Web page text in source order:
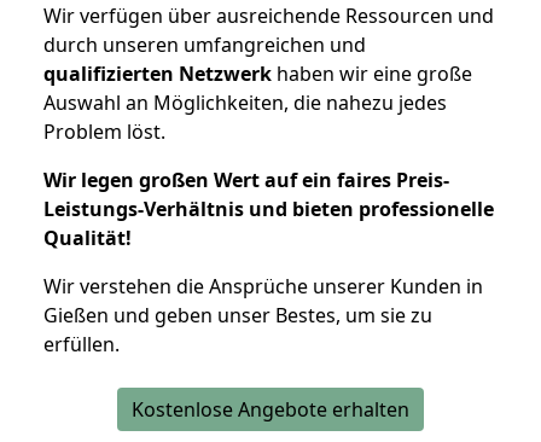
Wir verfügen über ausreichende Ressourcen und
durch unseren umfangreichen und
qualifizierten Netzwerk haben wir eine große
Auswahl an Möglichkeiten, die nahezu jedes
Problem löst.
Wir legen großen Wert auf ein faires Preis-
Leistungs-Verhältnis und bieten professionelle
Qualität!
Wir verstehen die Ansprüche unserer Kunden in
Gießen und geben unser Bestes, um sie zu
erfüllen.
Kostenlose Angebote erhalten